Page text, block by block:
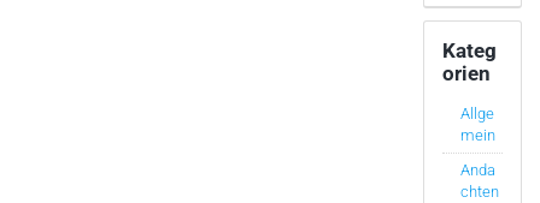
Kateg
orien
Allge
mein
Anda
chten